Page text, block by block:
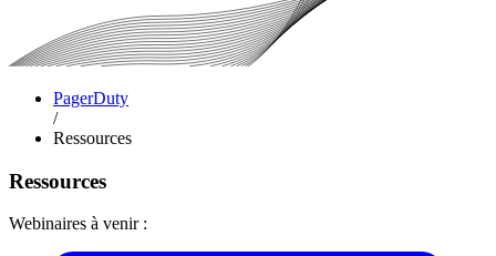
PagerDuty
/
Ressources
Ressources
Webinaires à venir :